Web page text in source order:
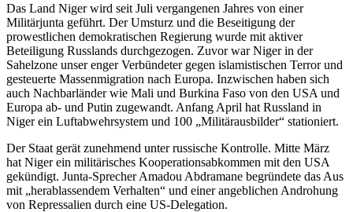
Das Land Niger wird seit Juli vergangenen Jahres von einer
Militärjunta geführt. Der Umsturz und die Beseitigung der
prowestlichen demokratischen Regierung wurde mit aktiver
Beteiligung Russlands durchgezogen. Zuvor war Niger in der
Sahelzone unser enger Verbündeter gegen islamistischen Terror und
gesteuerte Massenmigration nach Europa. Inzwischen haben sich
auch Nachbarländer wie Mali und Burkina Faso von den USA und
Europa ab- und Putin zugewandt. Anfang April hat Russland in
Niger ein Luftabwehrsystem und 100 „Militärausbilder“ stationiert.
Der Staat gerät zunehmend unter russische Kontrolle. Mitte März
hat Niger ein militärisches Kooperationsabkommen mit den USA
gekündigt. Junta-Sprecher Amadou Abdramane begründete das Aus
mit „herablassendem Verhalten“ und einer angeblichen Androhung
von Repressalien durch eine US-Delegation.